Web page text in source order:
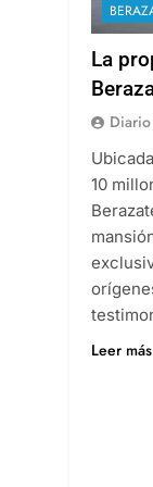
La
10
Leer más